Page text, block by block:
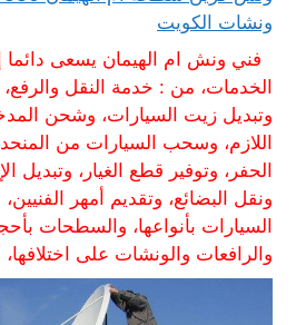
ونشات الكويت
فني ونش ام الهيمان يسعى
الخدمات، من : خدمة النقل والرفع،
وتبديل زيت السيارات، وشحن
اللازم، وسحب السيارات من
الحفر، وتوفير قطع الغيار، وتبديل
ونقل البضائع، وتقديم أمهر
السيارات بأنواعها، والسطحات
والرافعات والونشات على